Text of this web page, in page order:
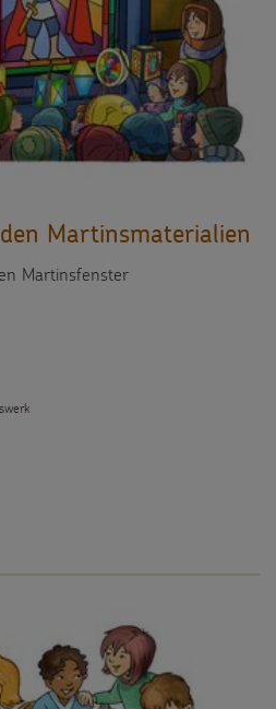
Martinsmaterialien
Martinsfenster